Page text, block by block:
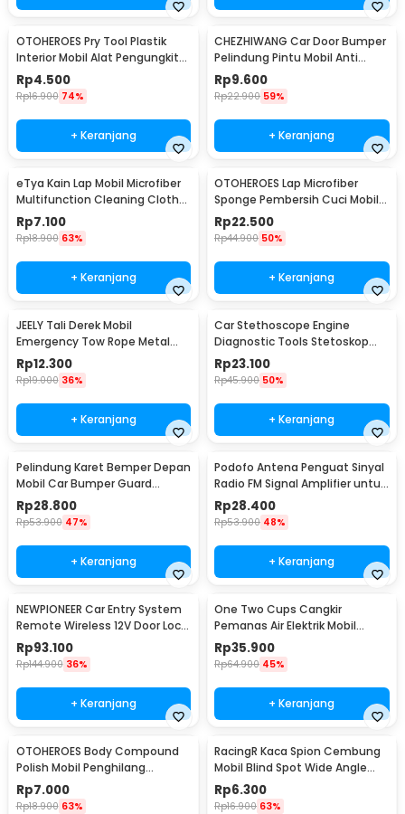
OTOHEROES Pry Tool Plastik
Interior Mobil Alat Pengungkit
Set 4 PCS - AA16
Rp4.500
Rp16.900 74%
+ Keranjang
CHEZHIWANG Car Door Bumper
Pelindung Pintu Mobil Anti
Gores 8 PCS - HT-001
Rp9.600
Rp22.900 59%
+ Keranjang
eTya Kain Lap Mobil Microfiber
Multifunction Cleaning Cloth
30x39cm - H-10
Rp7.100
Rp18.900 63%
+ Keranjang
OTOHEROES Lap Microfiber
Sponge Pembersih Cuci Mobil
Motor - TP266
Rp22.500
Rp44.900 50%
+ Keranjang
JEELY Tali Derek Mobil
Emergency Tow Rope Metal
Buckle U-Type 2.7M - JL30
Rp12.300
Rp19.000 36%
+ Keranjang
Car Stethoscope Engine
Diagnostic Tools Stetoskop
Mesin Mobil - W80582
Rp23.100
Rp45.900 50%
+ Keranjang
Pelindung Karet Bemper Depan
Mobil Car Bumper Guard
57mm 2.5M
Rp28.800
Rp53.900 47%
+ Keranjang
Podofo Antena Penguat Sinyal
Radio FM Signal Amplifier untuk
Mobil - ANT-208
Rp28.400
Rp53.900 48%
+ Keranjang
NEWPIONEER Car Entry System
Remote Wireless 12V Door Lock
Mobil - CK18
Rp93.100
Rp144.900 36%
+ Keranjang
One Two Cups Cangkir
Pemanas Air Elektrik Mobil
Travel Mug 450ml - NJ88
Rp35.900
Rp64.900 45%
+ Keranjang
OTOHEROES Body Compound
Polish Mobil Penghilang
Goresan 15g with Spons - YYC-
508
Rp7.000
Rp18.900 63%
RacingR Kaca Spion Cembung
Mobil Blind Spot Wide Angle
50mm 2 Pcs - J0027
Rp6.300
Rp16.900 63%